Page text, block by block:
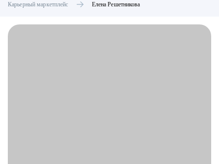
Карьерный маркетплейс Елена Решетникова